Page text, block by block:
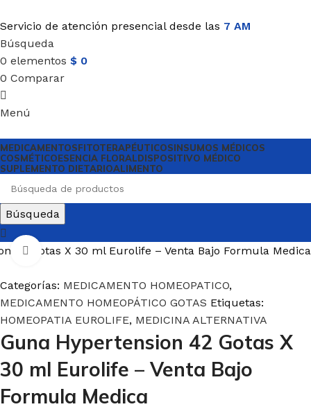
Servicio de atención presencial desde las 7 AM
Búsqueda
0 elementos $ 0
0 Comparar
Menú
MEDICAMENTOSFITOTERAPÉUTICOSINSUMOS MÉDICOS
COSMÉTICOESENCIA FLORALDISPOSITIVO MÉDICO
SUPLEMENTO DIETARIOALIMENTO
Búsqueda
42 Gotas X 30 ml Eurolife – Venta Bajo Formula Medica
Haga Click para agrandar
Categorías: MEDICAMENTO HOMEOPATICO,
MEDICAMENTO HOMEOPÁTICO GOTAS Etiquetas:
HOMEOPATIA EUROLIFE, MEDICINA ALTERNATIVA
Guna Hypertension 42 Gotas X
30 ml Eurolife – Venta Bajo
Formula Medica